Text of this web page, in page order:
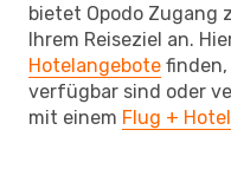
bietet Opodo Zugang
Ihrem Reiseziel an.
Hotelangebote finden,
verfügbar sind oder
mit einem Flug + Hotel